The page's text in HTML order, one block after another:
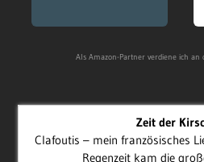
Als Amazon-Partner verdiene ich an
Zeit der
Clafoutis – mein französisches
Regenzeit kam die